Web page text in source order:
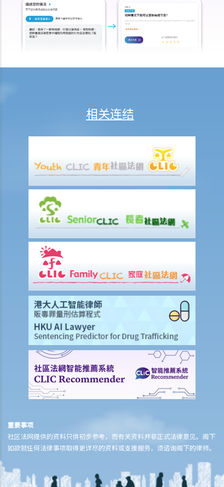
1. 如何计算租约的印花税？
2. 假若没有为租约加盖印花，会有甚么后果？
3. 为甚么有些租约必须在土地注册处注册，有些则毋须注册？
(Chan Yiu Tong 诉 Wellmake Investments Ltd)
1. 租约订明须在每月1日预缴租金。租期即将在1月15日终止。租客须在
1月1日缴交整个月的租金吗？如要的话，业主要在之后要向租客退回1
月16日至31日期间的租金吗？
d) 缴付租金
1. 如果业主没有履行其维修责任， 租客可否扣起一部份租金？
换新的水龙头。我可否少交 $500 租金？
e) 暂缓租金
f) 租金调整
差饷、管理费及其他费用
追讨欠租及收楼
1. 我的租客已经欠租两个月，我怎样才可以追讨欠租及收回物业？
2. 我的租客已经欠租好几个月。我可否不诉诸法庭而破门入屋、丢掉租
客的物品及转换门锁，以收回物业？
3. 我的租客因轻微漏水问题或不适/干扰而拒绝支付或扣除了几个月的租
金。 他/她可以这样做吗？这是在追讨欠租/没收租赁权的案件中有效的
辩护理由吗？
4. 有关执达事务
(Charmway Development Ltd 诉 Long China Engineering Ltd)
判决摘要2：租客未按时支付租金或其他应付款项之利息条款是可执行
的 (Luvpa Ltd 诉 Honor City HK Pharmacy Ltd)
使用或占用出租物业的一般守则
1. 为何必须确定物业的主要用途，例如「住宅」或「非住宅」用途，以
相关连结
重要事项
社区法网提供的资料只供初步参考，而有关资料并非正式法律意见。阁下
如欲就任何法律事项取得更详尽的资料或支援服务，须谘询阁下的律师。